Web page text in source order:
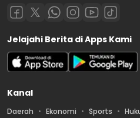
Jelajahi Berita di Apps Kami
Kanal
Daerah Ekonomi Sports